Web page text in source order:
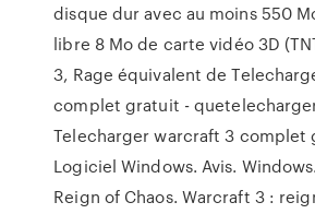
disque dur avec au moins 550
libre 8 Mo de carte vidéo 3D
3, Rage équivalent de
complet gratuit -
Telecharger warcraft 3 complet
Logiciel Windows. Avis.
Reign of Chaos. Warcraft 3 :